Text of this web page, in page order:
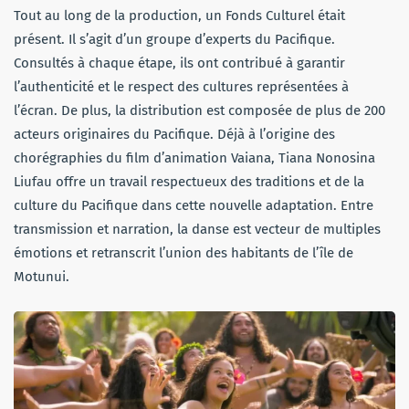
Tout au long de la production, un Fonds Culturel était
présent. Il s’agit d’un groupe d’experts du Pacifique.
Consultés à chaque étape, ils ont contribué à garantir
l’authenticité et le respect des cultures représentées à
l’écran. De plus, la distribution est composée de plus de 200
acteurs originaires du Pacifique. Déjà à l’origine des
chorégraphies du film d’animation Vaiana, Tiana Nonosina
Liufau offre un travail respectueux des traditions et de la
culture du Pacifique dans cette nouvelle adaptation. Entre
transmission et narration, la danse est vecteur de multiples
émotions et retranscrit l’union des habitants de l’île de
Motunui.